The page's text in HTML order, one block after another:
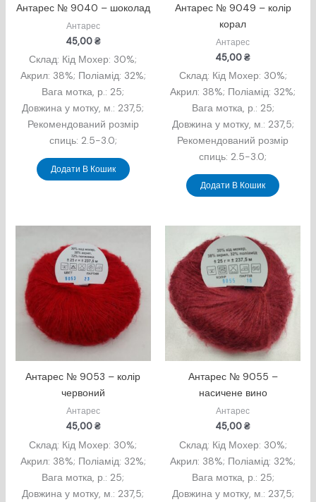
Антарес № 9040 – шоколад
Антарес
45,00₴
Склад: Кід Мохер: 30%;
Акрил: 38%; Поліамід: 32%;
Вага мотка, р.: 25;
Довжина у мотку, м.: 237,5;
Рекомендований розмір
спиць: 2.5-3.0;
Додати В Кошик
Антарес № 9049 – колір
корал
Антарес
45,00₴
Склад: Кід Мохер: 30%;
Акрил: 38%; Поліамід: 32%;
Вага мотка, р.: 25;
Довжина у мотку, м.: 237,5;
Рекомендований розмір
спиць: 2.5-3.0;
Додати В Кошик
Антарес № 9053 – колір
червоний
Антарес
45,00₴
Склад: Кід Мохер: 30%;
Акрил: 38%; Поліамід: 32%;
Вага мотка, р.: 25;
Довжина у мотку, м.: 237,5;
Антарес № 9055 –
насичене вино
Антарес
45,00₴
Склад: Кід Мохер: 30%;
Акрил: 38%; Поліамід: 32%;
Вага мотка, р.: 25;
Довжина у мотку, м.: 237,5;